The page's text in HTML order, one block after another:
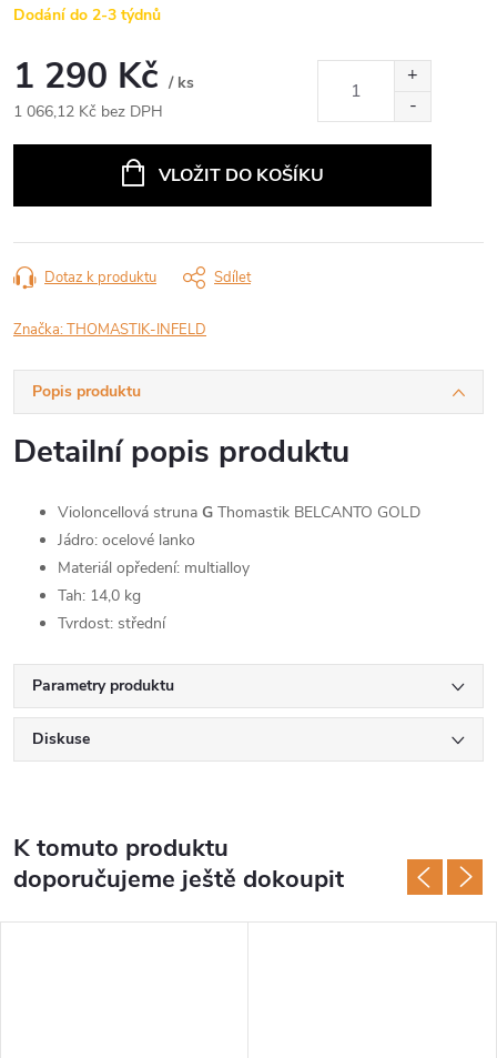
Dodání do 2-3 týdnů
1 290 Kč / ks
1 066,12 Kč bez DPH
VLOŽIT DO KOŠÍKU
Dotaz k produktu Sdílet
Značka:THOMASTIK-INFELD
Popis produktu
Detailní popis produktu
Violoncellová struna G Thomastik BELCANTO GOLD
Jádro: ocelové lanko
Materiál opředení: multialloy
Tah: 14,0 kg
Tvrdost: střední
Parametry produktu
Diskuse
K tomuto produktu
doporučujeme ještě dokoupit